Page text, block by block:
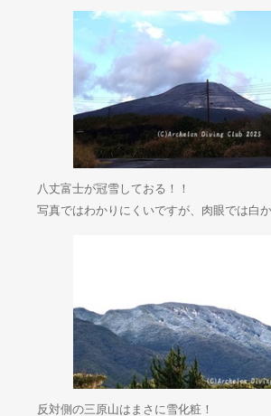
八丈富士が冠雪しておる！！
写真ではわかりにくいですが、肉眼では白
反対側の三原山はまさに雪化粧！